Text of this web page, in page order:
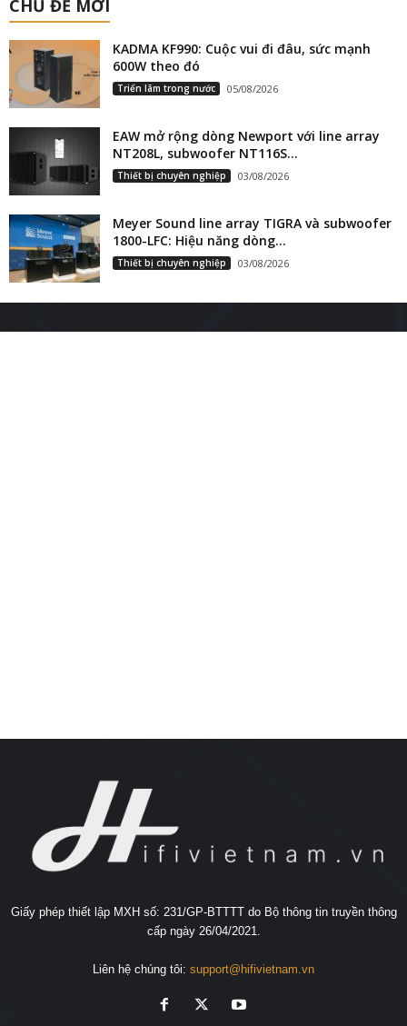
CHỦ ĐỀ MỚI
KADMA KF990: Cuộc vui đi đâu, sức mạnh
600W theo đó
Triển lãm trong nước 05/08/2026
EAW mở rộng dòng Newport với line array
NT208L, subwoofer NT116S...
Thiết bị chuyên nghiệp 03/08/2026
Meyer Sound line array TIGRA và subwoofer
1800-LFC: Hiệu năng dòng...
Thiết bị chuyên nghiệp 03/08/2026
Giấy phép thiết lập MXH số: 231/GP-BTTTT do Bộ thông tin truyền thông
cấp ngày 26/04/2021.
Liên hệ chúng tôi: support@hifivietnam.vn